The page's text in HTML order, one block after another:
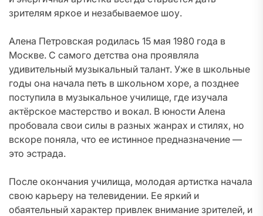
зрителям яркое и незабываемое шоу.
Алена Петровская родилась 15 мая 1980 года в
Москве. С самого детства она проявляла
удивительный музыкальный талант. Уже в школьные
годы она начала петь в школьном хоре, а позднее
поступила в музыкальное училище, где изучала
актёрское мастерство и вокал. В юности Алена
пробовала свои силы в разных жанрах и стилях, но
вскоре поняла, что ее истинное предназначение —
это эстрада.
После окончания училища, молодая артистка начала
свою карьеру на телевидении. Ее яркий и
обаятельный характер привлек внимание зрителей, и